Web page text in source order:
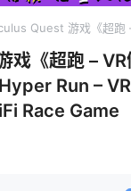
Quest 游戏《超跑
《超跑 – VR
Run –
Race Game